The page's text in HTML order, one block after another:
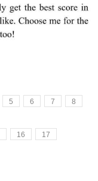
5 6 7 8
16 17